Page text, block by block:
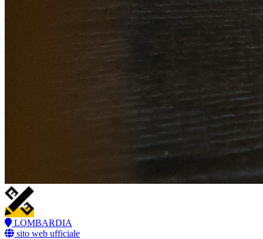
LOMBARDIA
sito web ufficiale